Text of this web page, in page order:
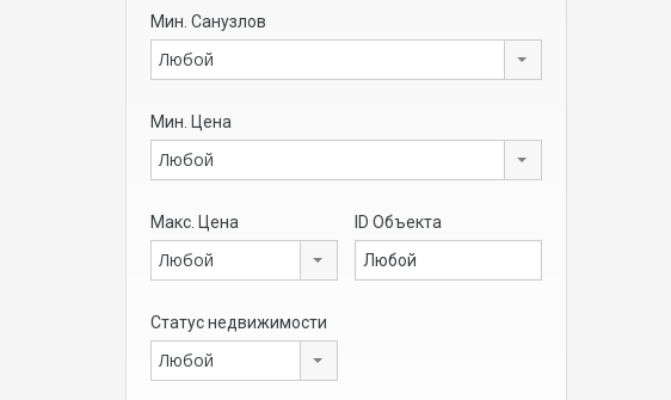
Мин. Санузлов
Любой
Мин. Цена
Любой
Макс. Цена
Любой
ID Объекта
Статус недвижимости
Любой